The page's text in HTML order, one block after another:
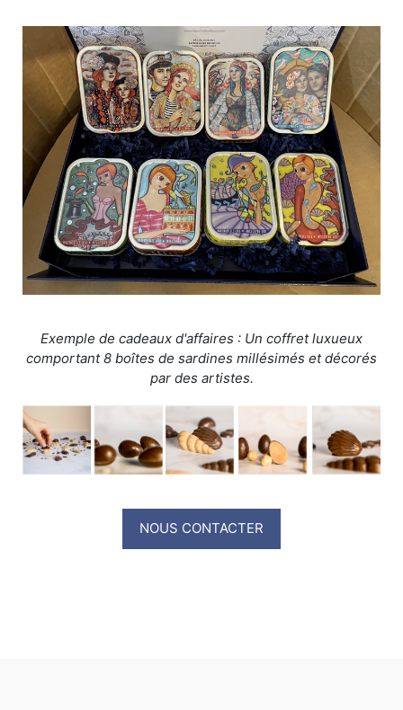
Exemple de cadeaux d'affaires : Un coffret luxueux
comportant 8 boîtes de sardines millésimés et décorés
par des artistes.
NOUS CONTACTER